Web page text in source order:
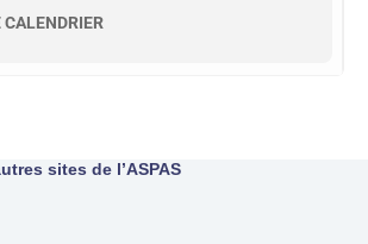
CALENDRIER
sites de l’ASPAS